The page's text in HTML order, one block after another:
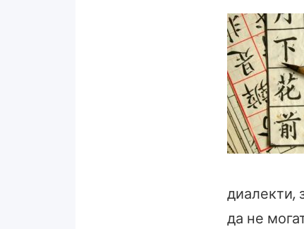
диалекти,
да не